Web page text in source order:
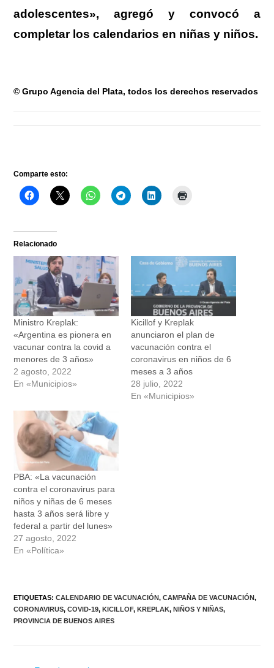
adolescentes», agregó y convocó a
completar los calendarios en niñas y niños.
© Grupo Agencia del Plata, todos los derechos reservados
Comparte esto:
Relacionado
Ministro Kreplak:
«Argentina es pionera en
vacunar contra la covid a
menores de 3 años»
2 agosto, 2022
En «Municipios»
Kicillof y Kreplak
anunciaron el plan de
vacunación contra el
coronavirus en niños de 6
meses a 3 años
28 julio, 2022
En «Municipios»
PBA: «La vacunación
contra el coronavirus para
niños y niñas de 6 meses
hasta 3 años será libre y
federal a partir del lunes»
27 agosto, 2022
En «Política»
ETIQUETAS:CALENDARIO DE VACUNACIÓN, CAMPAÑA DE VACUNACIÓN,
CORONAVIRUS, COVID-19, KICILLOF, KREPLAK, NIÑOS Y NIÑAS,
PROVINCIA DE BUENOS AIRES